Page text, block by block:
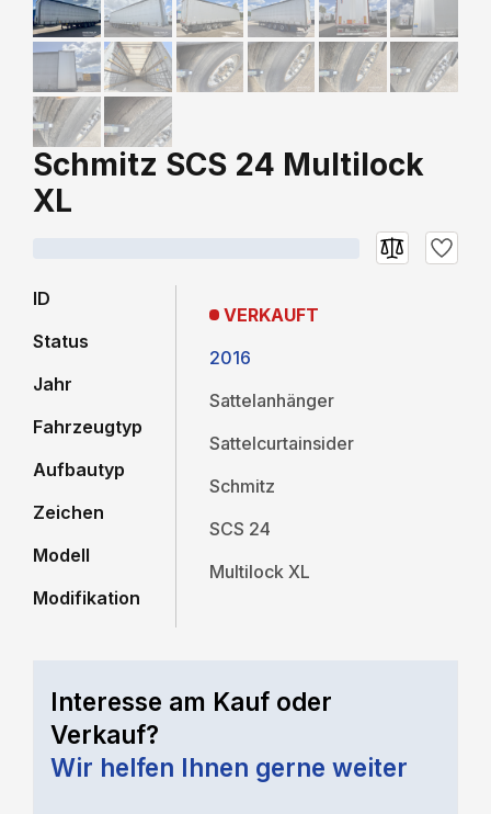
Schmitz SCS 24 Multilock
XL
ID
Status
Jahr
Fahrzeugtyp
Aufbautyp
Zeichen
Modell
Modifikation
VERKAUFT
2016
Sattelanhänger
Sattelcurtainsider
Schmitz
SCS 24
Multilock XL
Interesse am Kauf oder
Verkauf?
Wir helfen Ihnen gerne weiter